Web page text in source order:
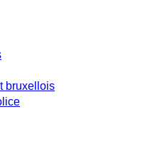
bruxellois